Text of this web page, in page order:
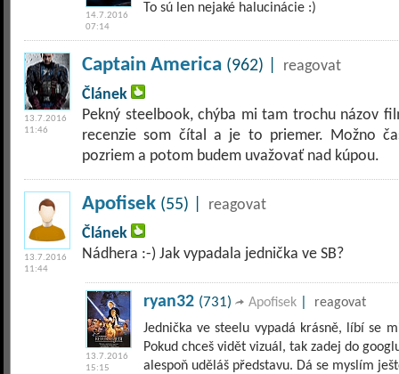
14.7.2016
07:14
To sú len nejaké halucinácie :)
13.7.2016
11:46
Captain America (962) |
reagovat
Článek
Pekný steelbook, chýba mi tam trochu názov
recenzie som čítal a je to priemer. Možno
pozriem a potom budem uvažovať nad kúpou.
13.7.2016
11:44
Apofisek (55) |
reagovat
Článek
Nádhera :-) Jak vypadala jednička ve SB?
13.7.2016
15:15
ryan32 (731) Apofisek
reagovat
Jednička ve steelu vypadá krásně, líbí se
Pokud chceš vidět vizuál, tak zadej do
alespoň uděláš představu. Dá se myslím